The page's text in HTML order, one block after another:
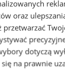
oraz
przetwarzać
dotyczą
na prawnie